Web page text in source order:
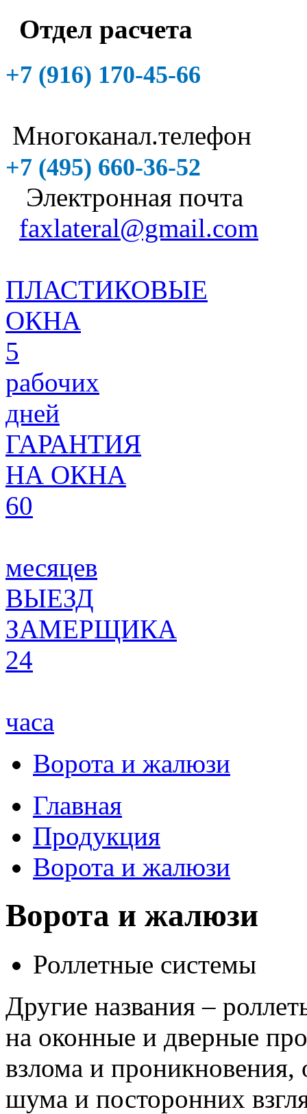
Отдел расчета
+7 (916) 170-45-66
Многоканал.телефон
+7 (495) 660-36-52
Электронная почта
faxlateral@gmail.com
ПЛАСТИКОВЫЕ
ОКНА
5
рабочих
дней
ГАРАНТИЯ
НА ОКНА
60
месяцев
ВЫЕЗД
ЗАМЕРЩИКА
24
часа
Ворота и жалюзи
Главная
Продукция
Ворота и жалюзи
Ворота и жалюзи
Роллетные системы
Другие названия –
на оконные и дверные
взлома и проникновения,
шума и посторонних